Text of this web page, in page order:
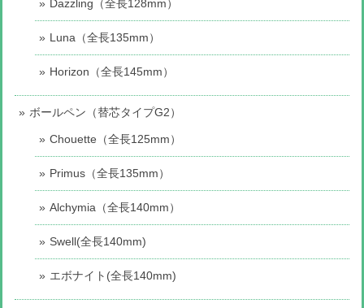
Dazzling（全長128mm）
Luna（全長135mm）
Horizon（全長145mm）
ボールペン（替芯タイプG2）
Chouette（全長125mm）
Primus（全長135mm）
Alchymia（全長140mm）
Swell(全長140mm)
エボナイト(全長140mm)